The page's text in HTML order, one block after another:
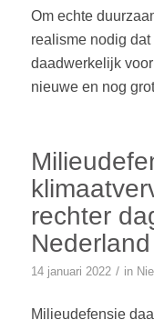
Om echte
realisme nodig
daadwerkelijk
nieuwe en nog
rechter
14 januari 2022 / in
Milieudefensie